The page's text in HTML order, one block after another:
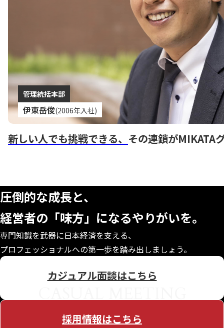
管理統括本部
伊東岳俊(2006年入社)
新しい人でも挑戦できる、 その連鎖がMIKATA
圧倒的な成長と、
経営者の「味方」になるやりがいを。
CONTACT
専門知識を武器に日本経済を支える、
プロフェッショナルへの第一歩を踏み出しましょう。
カジュアル面談はこちら
CASUAL MEETING
採用情報はこちら